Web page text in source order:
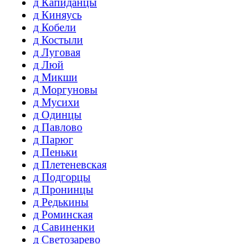
д Киняусь
д Кобели
д Костыли
д Луговая
д Люй
д Микши
д Моргуновы
д Мусихи
д Одинцы
д Павлово
д Парюг
д Пеньки
д Плетеневская
д Подгорцы
д Пронинцы
д Редькины
д Роминская
д Савиненки
д Светозарево